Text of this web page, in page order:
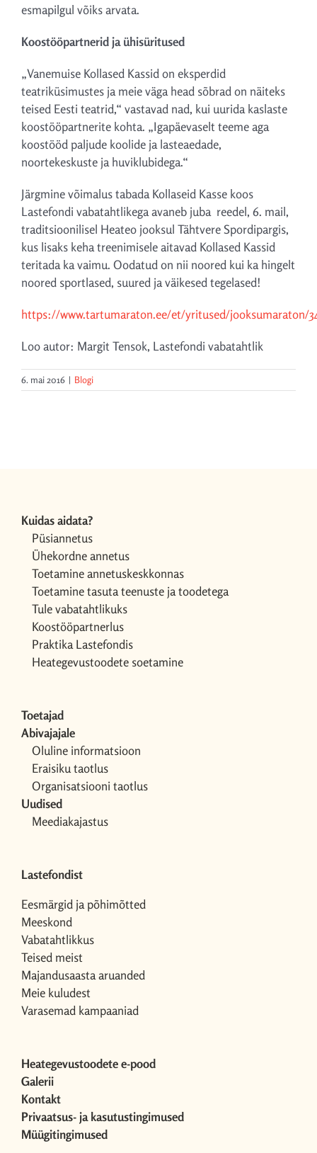
esmapilgul võiks arvata.
Koostööpartnerid ja ühisüritused
„Vanemuise Kollased Kassid on eksperdid
teatriküsimustes ja meie väga head sõbrad on näiteks
teised Eesti teatrid,“ vastavad nad, kui uurida kaslaste
koostööpartnerite kohta. „Igapäevaselt teeme aga
koostööd paljude koolide ja lasteaedade,
noortekeskuste ja huviklubidega.“
Järgmine võimalus tabada Kollaseid Kasse koos
Lastefondi vabatahtlikega avaneb juba reedel, 6. mail,
traditsioonilisel Heateo jooksul Tähtvere Spordipargis,
kus lisaks keha treenimisele aitavad Kollased Kassid
teritada ka vaimu. Oodatud on nii noored kui ka hingelt
noored sportlased, suured ja väikesed tegelased!
https://www.tartumaraton.ee/et/yritused/jooksumaraton/
Loo autor: Margit Tensok, Lastefondi vabatahtlik
6. mai 2016 | Blogi
Kuidas aidata?
Püsiannetus
Ühekordne annetus
Toetamine annetuskeskkonnas
Toetamine tasuta teenuste ja toodetega
Tule vabatahtlikuks
Koostööpartnerlus
Praktika Lastefondis
Heategevustoodete soetamine
Toetajad
Abivajajale
Oluline informatsioon
Eraisiku taotlus
Organisatsiooni taotlus
Uudised
Meediakajastus
Lastefondist
Eesmärgid ja põhimõtted
Meeskond
Vabatahtlikkus
Teised meist
Majandusaasta aruanded
Meie kuludest
Varasemad kampaaniad
Heategevustoodete e-pood
Galerii
Kontakt
Privaatsus- ja kasutustingimused
Müügitingimused